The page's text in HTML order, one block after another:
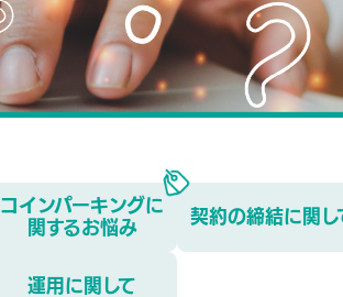
コインパーキングに
関するお悩み
契約の締結に関し
運用に関して